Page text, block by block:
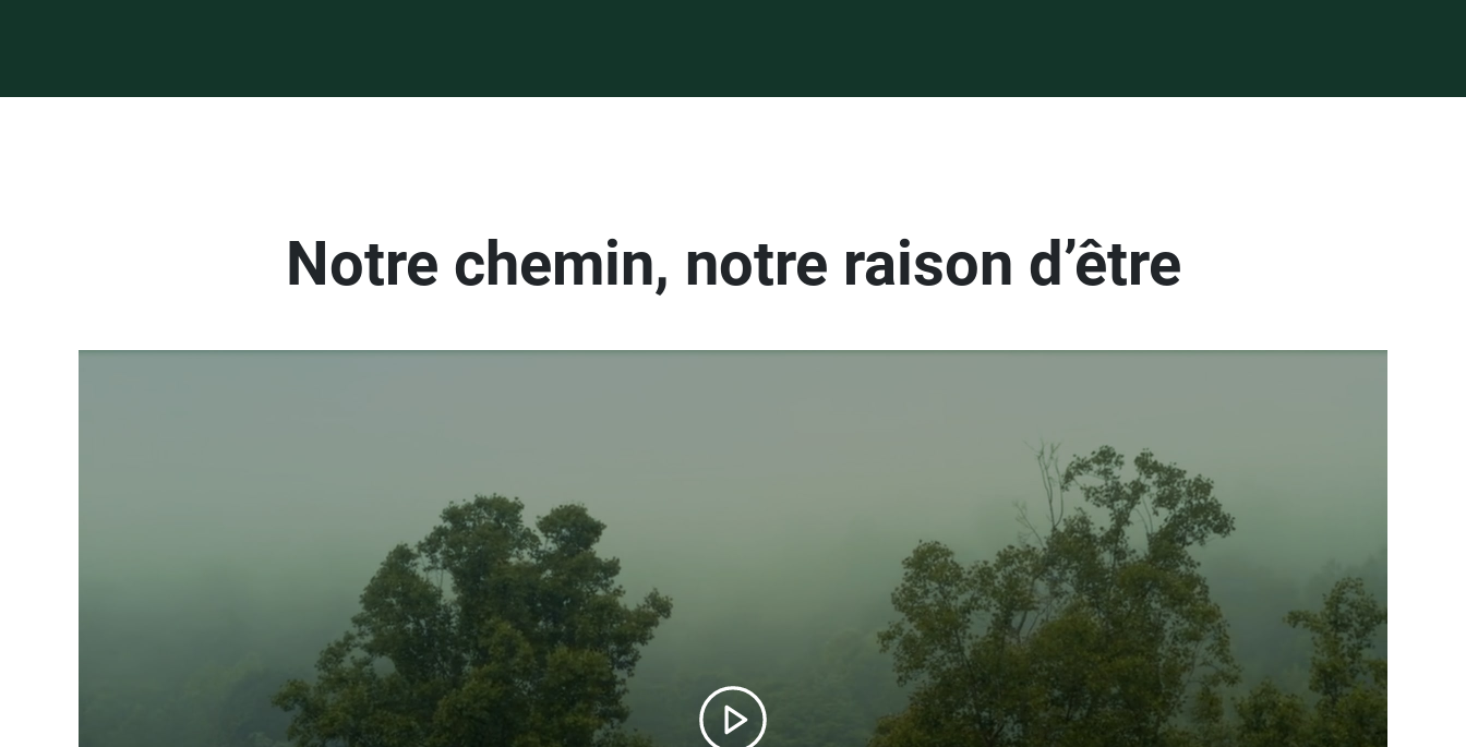
Notre chemin, notre raison d’être